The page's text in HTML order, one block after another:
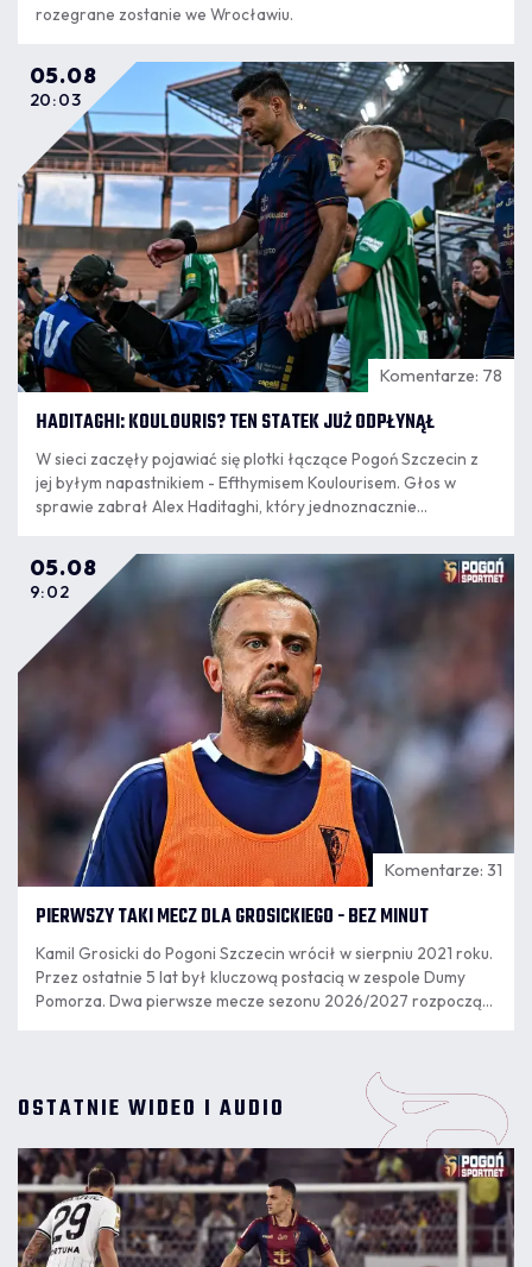
rozegrane zostanie we Wrocławiu.
05.08
20:03
Komentarze: 78
HADITAGHI: KOULOURIS? TEN STATEK JUŻ ODPŁYNĄŁ
W sieci zaczęły pojawiać się plotki łączące Pogoń Szczecin z
jej byłym napastnikiem - Efthymisem Koulourisem. Głos w
sprawie zabrał Alex Haditaghi, który jednoznacznie
05.08
9:02
Komentarze: 31
PIERWSZY TAKI MECZ DLA GROSICKIEGO - BEZ MINUT
Kamil Grosicki do Pogoni Szczecin wrócił w sierpniu 2021 roku.
Przez ostatnie 5 lat był kluczową postacią w zespole Dumy
Pomorza. Dwa pierwsze mecze sezonu 2026/2027 rozpoczął
OSTATNIE WIDEO I AUDIO